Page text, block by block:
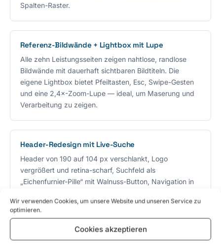
Wir verwenden Cookies, um unsere Website und unseren Service zu
optimieren.
Cookies akzeptieren
Spalten-Raster.
Referenz-Bildwände + Lightbox mit Lupe
Alle zehn Leistungsseiten zeigen nahtlose, randlose
Bildwände mit dauerhaft sichtbaren Bildtiteln. Die
eigene Lightbox bietet Pfeiltasten, Esc, Swipe-Gesten
und eine 2,4×-Zoom-Lupe — ideal, um Maserung und
Verarbeitung zu zeigen.
Header-Redesign mit Live-Suche
Header von 190 auf 104 px verschlankt, Logo
vergrößert und retina-scharf, Suchfeld als
„Eichenfurnier-Pille“ mit Walnuss-Button, Navigation in
Sticky-Header beim Scrollen.
Kontaktseite im Werkstatt-Look